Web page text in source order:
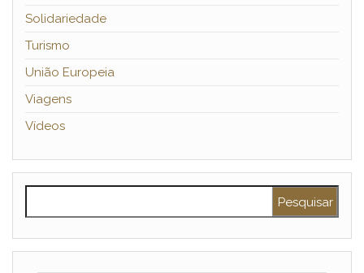
Solidariedade
Turismo
União Europeia
Viagens
Vídeos